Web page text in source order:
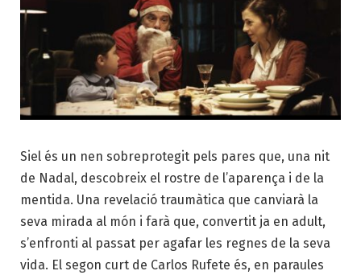
Siel és un nen sobreprotegit pels pares que, una nit
de Nadal, descobreix el rostre de l’aparença i de la
mentida. Una revelació traumàtica que canviarà la
seva mirada al món i farà que, convertit ja en adult,
s’enfronti al passat per agafar les regnes de la seva
vida. El segon curt de Carlos Rufete és, en paraules